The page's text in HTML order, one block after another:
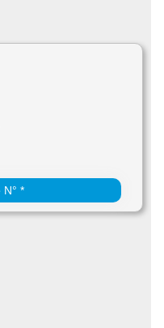
*